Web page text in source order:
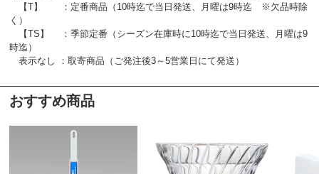
【T】 ：定番商品（10時迄で当日発送、月曜は9時迄 ※欠品時除
く）
【TS】 ：季節定番（シーズン在庫時に10時迄で当日発送、月曜は9
時迄）
表示なし ：取寄商品（ご発注後3～5営業日にて発送）
おすすめ商品